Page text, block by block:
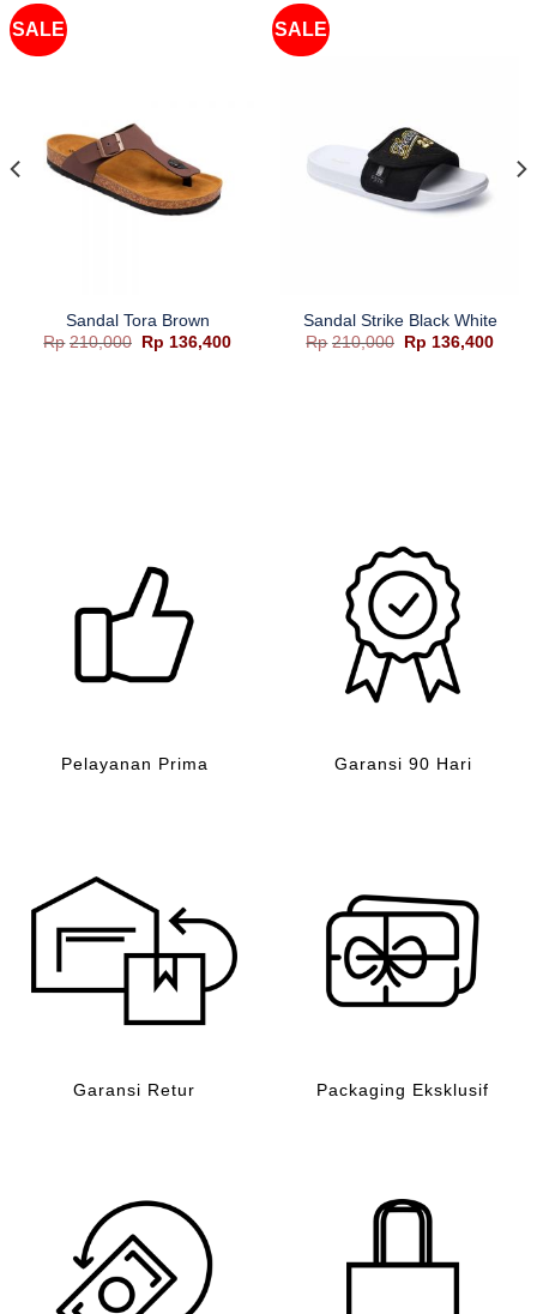
SALE
Sandal Tora Brown
Rp 210,000
Harga
aslinya
Rp 136,400Harga
SALE
Sandal Strike Black White
Rp 210,000
Harga
aslinya
Rp 136,400
Pelayanan Prima Garansi 90 Hari
Garansi Retur Packaging Eksklusif